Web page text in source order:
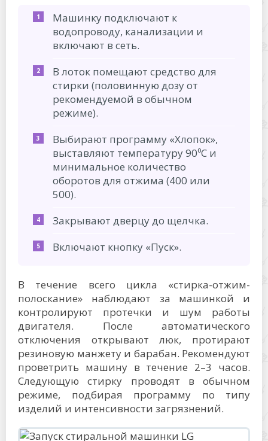
Машинку подключают к
водопроводу, канализации и
включают в сеть.
В лоток помещают средство для
стирки (половинную дозу от
рекомендуемой в обычном
режиме).
Выбирают программу «Хлопок»,
выставляют температуру 90⁰C и
минимальное количество
оборотов для отжима (400 или
500).
Закрывают дверцу до щелчка.
Включают кнопку «Пуск».
В течение всего цикла «стирка-отжим-
полоскание» наблюдают за машинкой и
контролируют протечки и шум работы
двигателя. После автоматического
отключения открывают люк, протирают
резиновую манжету и барабан. Рекомендуют
проветрить машину в течение 2–3 часов.
Следующую стирку проводят в обычном
режиме, подбирая программу по типу
изделий и интенсивности загрязнений.